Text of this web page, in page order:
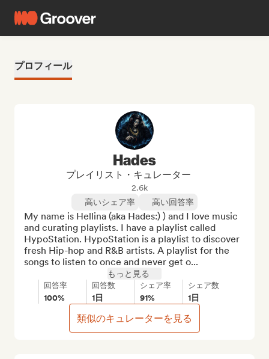
プロフィール
Hades
プレイリスト・キュレーター
2.6k
高いシェア率
高い回答率
My name is Hellina (aka Hades:) ) and I love music
and curating playlists. I have a playlist called
HypoStation. HypoStation is a playlist to discover
fresh Hip-hop and R&B artists. A playlist for the
songs to listen to once and never get o...
もっと見る
回答率
100%
回答数
1日
シェア率
91%
シェア数
1日
類似のキュレーターを見る